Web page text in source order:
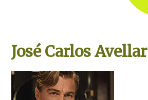
José Carlos Avellar